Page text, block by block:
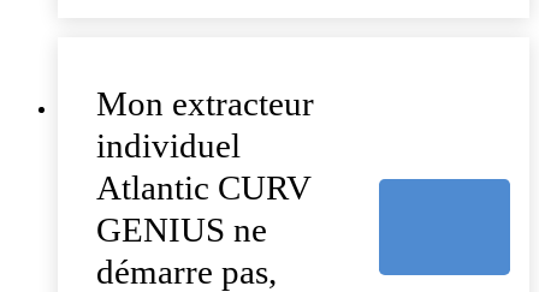
Mon extracteur
individuel
Atlantic CURV
GENIUS ne
démarre pas,